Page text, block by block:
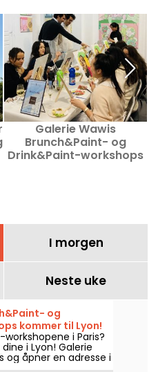
Galerie Wawis
Brunch&Paint- og
Drink&Paint-workshops
I morgen
Neste uke
og
kommer til Lyon!
i Paris?
i Lyon! Galerie
og åpner en adresse i
Belges, med mål om